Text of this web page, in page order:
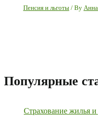
Пенсия и льготы/ By
Популярные
Страхование жилья и